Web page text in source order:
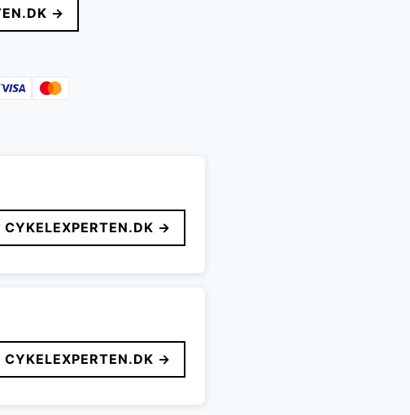
→
CYKELEXPERTEN.DK →
CYKELEXPERTEN.DK →